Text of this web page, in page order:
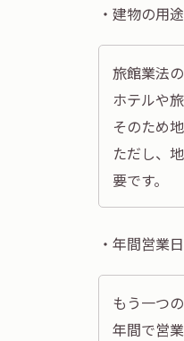
・建物の用途
旅館業法
ホテルや
そのため
ただし、
要です。
・年間営業
もう一つ
年間で営